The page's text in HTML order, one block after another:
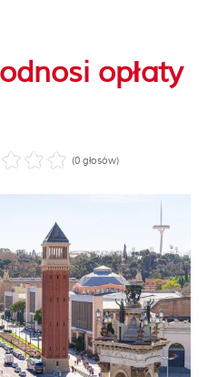
opłaty
(0 głosów)